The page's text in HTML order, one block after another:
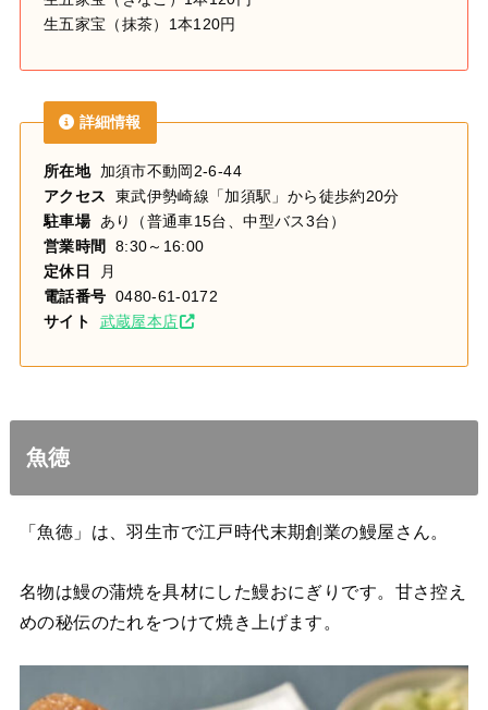
生五家宝（抹茶）1本120円
詳細情報
所在地 加須市不動岡2-6-44
アクセス 東武伊勢崎線「加須駅」から徒歩約20分
駐車場あり（普通車15台、中型バス3台）
営業時間
8:30～16:00
定休日
月
電話番号 0480-61-0172
サイト
武蔵屋本店
魚徳
「魚徳」は、羽生市で江戸時代末期創業の鰻屋さん。
名物は鰻の蒲焼を具材にした鰻おにぎりです。 甘さ控え
めの秘伝のたれをつけて焼き上げます。